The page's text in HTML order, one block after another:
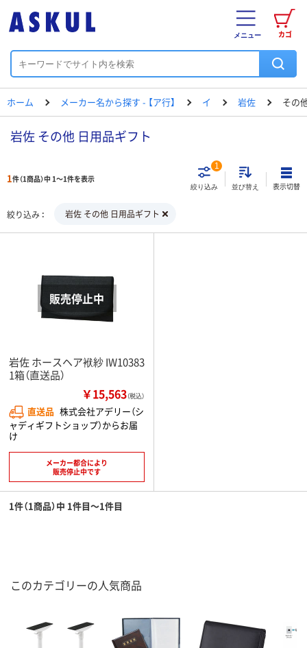
カゴ
メニュー
ホーム メーカー名から探す - 【ア行】 イ 岩佐 その
岩佐 その他 日用品ギフト
1件（1商品）中 1～1件を表示
絞り込み
1
並び替え 表示切替
絞り込み 岩佐 その他 日用品ギフト
岩佐 ホースヘア袱紗 IW10383
1箱（直送品）
￥15,563（税込）
直送品 株式会社アデリー（シ
ャディギフトショップ）からお届
け
メーカー都合により
販売停止中です
1件（1商品）中 1件目～1件目
このカテゴリーの人気商品